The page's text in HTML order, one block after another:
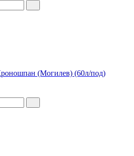
(Могилев) (60л/под)